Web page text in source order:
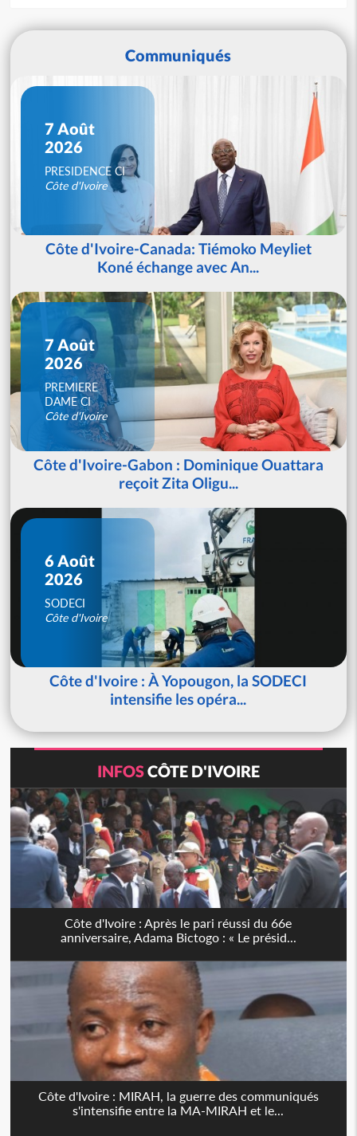
Communiqués
7 Août
2026
PRESIDENCE CI
Côte d'Ivoire
Côte d'Ivoire-Canada: Tiémoko Meyliet
Koné échange avec An...
7 Août
2026
PREMIERE
DAME CI
Côte d'Ivoire
Côte d'Ivoire-Gabon : Dominique Ouattara
reçoit Zita Oligu...
6 Août
2026
SODECI
Côte d'Ivoire
Côte d'Ivoire : À Yopougon, la SODECI
intensifie les opéra...
INFOSCÔTE D'IVOIRE
Côte d'Ivoire : Après le pari réussi du 66e
anniversaire, Adama Bictogo : « Le présid...
Côte d'Ivoire : MIRAH, la guerre des communiqués
s'intensifie entre la MA-MIRAH et le...